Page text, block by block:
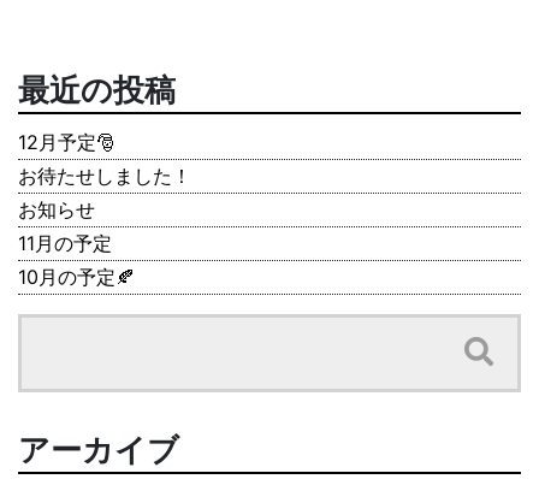
最近の投稿
12月予定🎅
お待たせしました！
お知らせ
11月の予定
10月の予定🍂
アーカイブ